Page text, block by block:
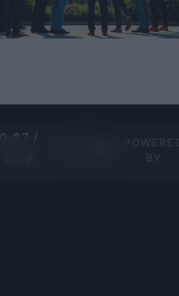
0:28 /